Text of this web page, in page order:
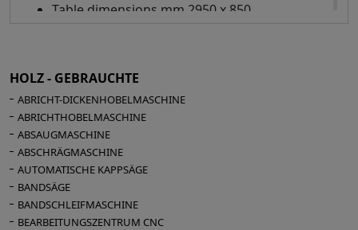
Table dimensions mm 2950 x 850
Motor Hp 10
Automatic table lifting
Overall dimensions mm 3100 x 1750 x 1650 h
HOLZ - GEBRAUCHTE
ABRICHT-DICKENHOBELMASCHINE
ABRICHTHOBELMASCHINE
ABSAUGMASCHINE
ABSCHRÄGMASCHINE
AUTOMATISCHE KAPPSÄGE
BANDSÄGE
BANDSCHLEIFMASCHINE
BEARBEITUNGSZENTRUM CNC